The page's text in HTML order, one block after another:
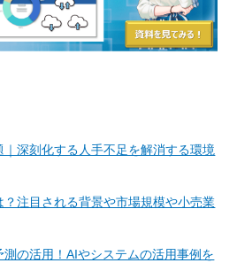
深刻化する人手不足を解消する環境
？注目される背景や市場規模や小売業
の活用！AIやシステムの活用事例を